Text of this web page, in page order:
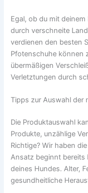
Egal, ob du mit
durch verschneite
verdienen den besten
Pfotenschuhe können
übermäßigen
Verletztungen durch
Tipps zur Auswahl der
Die Produktauswahl
Produkte, unzählige
Richtige? Wir haben
Ansatz beginnt bereits
deines Hundes. Alter,
gesundheitliche